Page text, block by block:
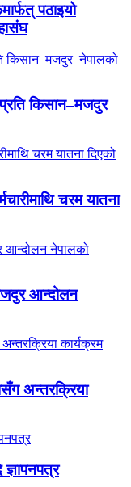
पठाइयो
किसान–मजदुर
चरम यातना
आन्दोलन
अन्तरक्रिया